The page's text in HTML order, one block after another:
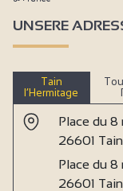
UNSERE
Tain
l’Hermitage
Place du 8
26601
Place du 8
26601